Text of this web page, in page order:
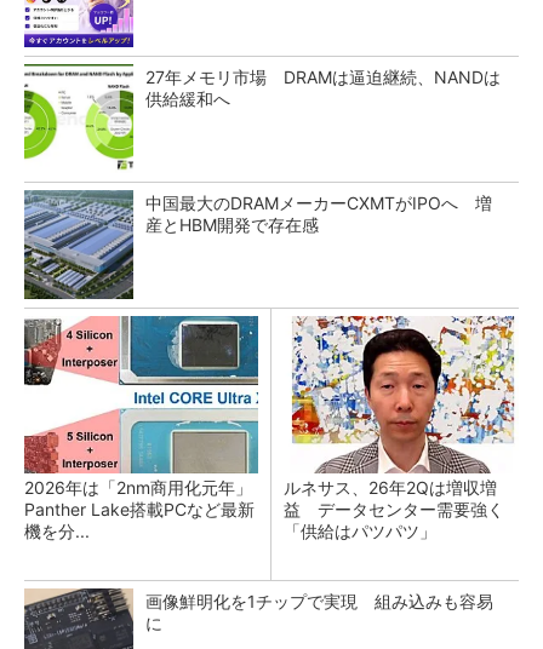
27年メモリ市場 DRAMは逼迫継続、NANDは
供給緩和へ
中国最大のDRAMメーカーCXMTがIPOへ 増
産とHBM開発で存在感
2026年は「2nm商用化元年」
Panther Lake搭載PCなど最新
機を分...
ルネサス、26年2Qは増収増
益 データセンター需要強く
「供給はパツパツ」
画像鮮明化を1チップで実現 組み込みも容易
に